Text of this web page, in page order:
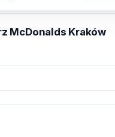
McDonalds Kraków